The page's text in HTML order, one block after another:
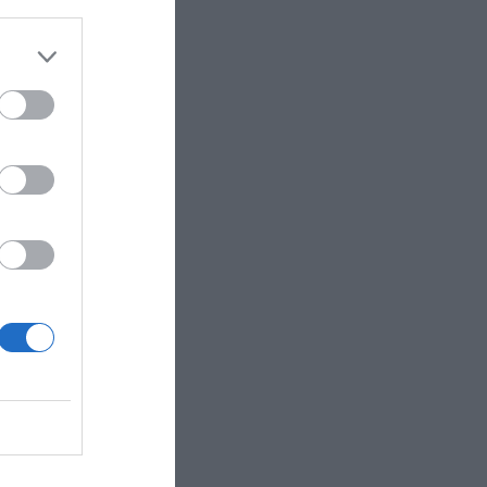
la
del
de las
de
de
de